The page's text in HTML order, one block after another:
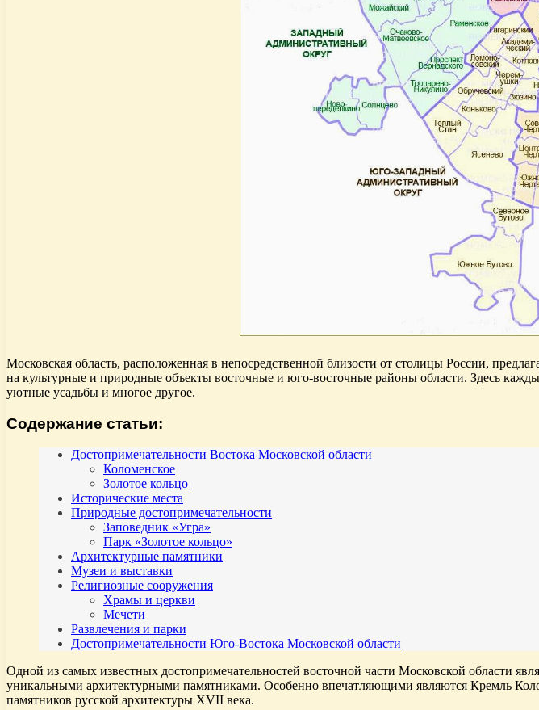
Московская область, расположенная в непосредственной близости от столицы России,
на культурные и природные объекты восточные и юго-восточные районы области. Здесь
уютные усадьбы и многое другое.
Содержание статьи:
Достопримечательности Востока Московской области
Коломенское
Золотое кольцо
Исторические места
Природные достопримечательности
Заповедник «Угра»
Парк «Золотое кольцо»
Архитектурные памятники
Музеи и выставки
Религиозные сооружения
Храмы и церкви
Мечети
Развлечения и парки
Достопримечательности Юго-Востока Московской области
Одной из самых известных достопримечательностей восточной части Московской области
уникальными архитектурными памятниками. Особенно впечатляющими являются Кремль
памятников русской архитектуры XVII века.